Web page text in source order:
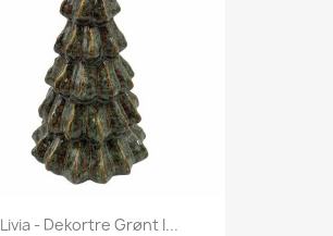
Livia - Dekortre Grønt I...